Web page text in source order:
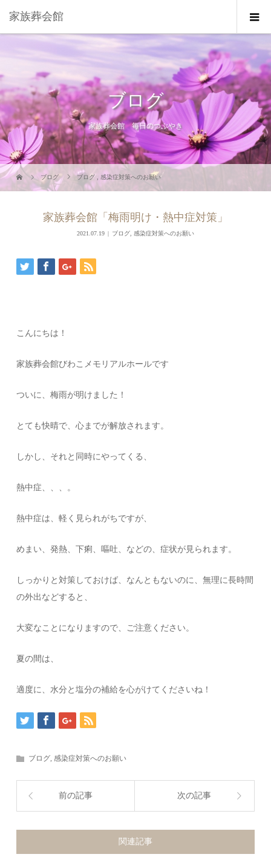
家族葬会館
ブログ
家族葬会館 毎日のつぶやき
ブログ ブログ ,感染症対策へのお願い
家族葬会館「梅雨明け・熱中症対策」
2021.07.19 ブログ, 感染症対策へのお願い
こんにちは！
家族葬会館びわこメモリアルホールです
ついに、梅雨が明けました！
とても快晴で、心までが解放されます。
しかし、それと同時にやってくる、
熱中症、、、。
熱中症は、軽く見られがちですが、
めまい、発熱、下痢、嘔吐、などの、症状が見られます。
しっかりと対策しておけば、なんともないのに、無理に長時間
の外出などすると、
大変なことになりますので、ご注意ください。
夏の間は、
適度に、水分と塩分の補給を心がけてくださいね！
ブログ,感染症対策へのお願い
前の記事 次の記事
関連記事